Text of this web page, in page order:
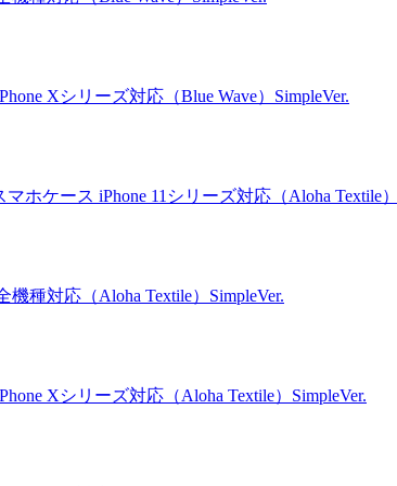
Xシリーズ対応（Blue Wave）SimpleVer.
マホケース iPhone 11シリーズ対応（Aloha Textile
種対応（Aloha Textile）SimpleVer.
Xシリーズ対応（Aloha Textile）SimpleVer.